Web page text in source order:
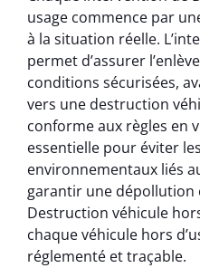
usage commence par
à la situation réelle.
permet d’assurer
conditions sécurisées,
vers une destruction
conforme aux règles en
essentielle pour éviter
environnementaux liés
garantir une dépollution
Destruction véhicule
chaque véhicule hors
réglementé et traçable.